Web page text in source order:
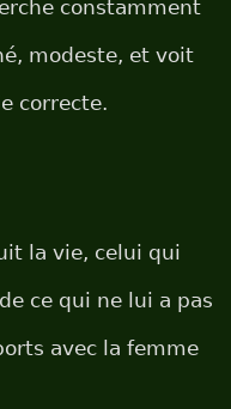
constamment
modeste, et voit
correcte.
la vie, celui qui
ce qui ne lui a pas
avec la femme